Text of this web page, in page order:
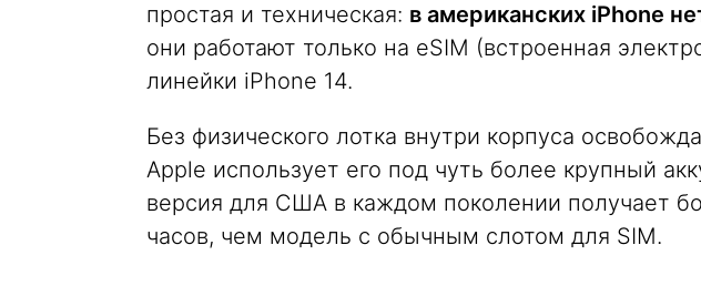
простая и техническая: в американских iPhone
они работают только на eSIM (встроенная
линейки iPhone 14.
Без физического лотка внутри корпуса
Apple использует его под чуть более крупный
версия для США в каждом поколении получает
часов, чем модель с обычным слотом для SIM.